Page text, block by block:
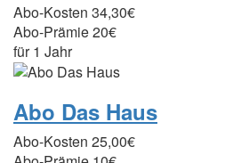
Abo-Kosten 34,30€
Abo-Prämie20€
für 1 Jahr
Abo Das Haus
Abo-Kosten 25,00€